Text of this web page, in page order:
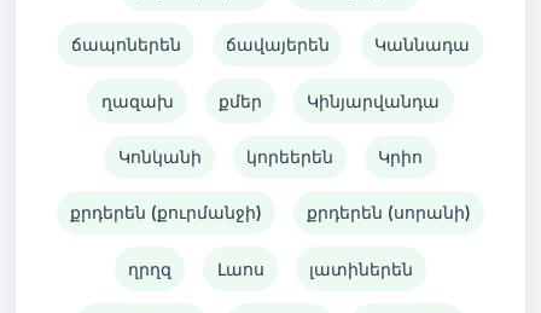
ճապոներեն ճավայերեն Կաննադա
ղազախ քմեր Կինյարվանդա
Կոնկանի կորեերեն Կրիո
քրդերեն (քուրմանջի) քրդերեն (սորանի)
ղրղզ Լաոս լատիներեն